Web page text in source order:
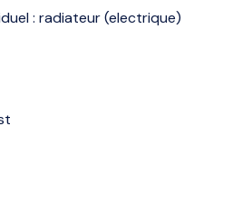
: radiateur (electrique)